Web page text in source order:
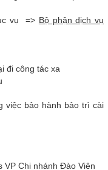
vụ => Bộ phận dịch vụ
đi công tác xa
việc bảo hành bảo trì cài
VP Chi nhánh Đào Viên